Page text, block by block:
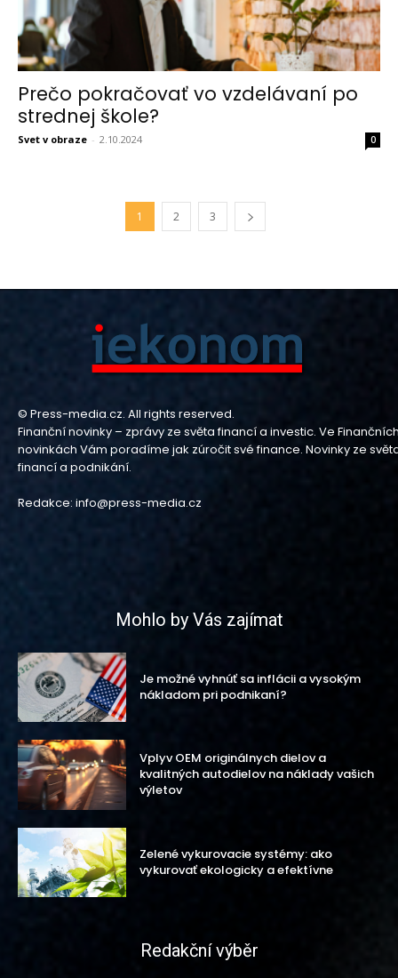
Prečo pokračovať vo vzdelávaní po
strednej škole?
Svet v obraze - 2.10.2024 0
1 2 3
© Press-media.cz. All rights reserved.
Finanční novinky – zprávy ze světa financí a investic. Ve
novinkách Vám poradíme jak zúročit své finance. Novinky ze
financí a podnikání.
Redakce: info@press-media.cz
Mohlo by Vás zajímat
Je možné vyhnúť sa inflácii a vysokým
nákladom pri podnikaní?
Vplyv OEM originálnych dielov a
kvalitných autodielov na náklady vašich
výletov
Zelené vykurovacie systémy: ako
vykurovať ekologicky a efektívne
Redakční výběr